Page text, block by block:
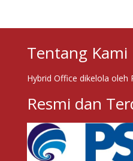
Tentang Kami
Hybrid Office dikelola oleh
Resmi dan